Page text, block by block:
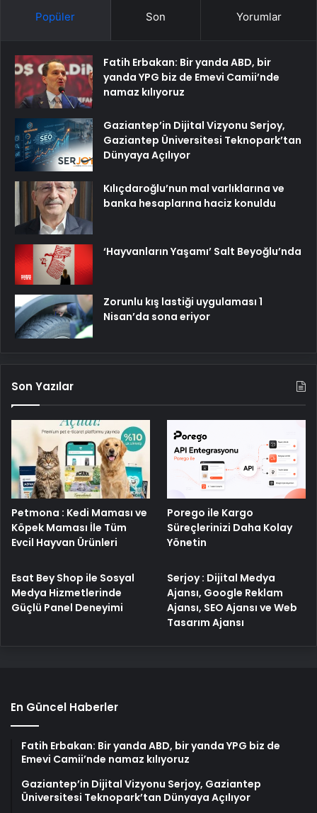
Popüler Son Yorumlar
Fatih Erbakan: Bir yanda ABD, bir
yanda YPG biz de Emevi Camii’nde
namaz kılıyoruz
Gaziantep’in Dijital Vizyonu Serjoy,
Gaziantep Üniversitesi Teknopark’tan
Dünyaya Açılıyor
Kılıçdaroğlu’nun mal varlıklarına ve
banka hesaplarına haciz konuldu
‘Hayvanların Yaşamı’ Salt Beyoğlu’nda
Zorunlu kış lastiği uygulaması 1
Nisan’da sona eriyor
Son Yazılar
Petmona : Kedi Maması ve
Köpek Maması İle Tüm
Evcil Hayvan Ürünleri
Porego ile Kargo
Süreçlerinizi Daha Kolay
Yönetin
Esat Bey Shop ile Sosyal
Medya Hizmetlerinde
Güçlü Panel Deneyimi
Serjoy : Dijital Medya
Ajansı, Google Reklam
Ajansı, SEO Ajansı ve Web
Tasarım Ajansı
En Güncel Haberler
Fatih Erbakan: Bir yanda ABD, bir yanda YPG biz de
Emevi Camii’nde namaz kılıyoruz
Gaziantep’in Dijital Vizyonu Serjoy, Gaziantep
Üniversitesi Teknopark’tan Dünyaya Açılıyor